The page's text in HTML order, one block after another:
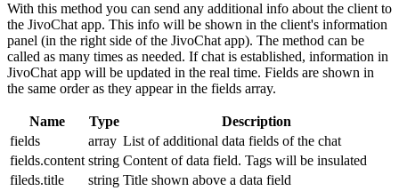
With this method you can send any additional info about the client to
the JivoChat app. This info will be shown in the client's information
panel (in the right side of the JivoChat app). The method can be
called as many times as needed. If chat is established, information in
JivoChat app will be updated in the real time. Fields are shown in
the same order as they appear in the fields array.
Name Type
Description
fields
array List of additional data fields of the chat
fields.content string Content of data field. Tags will be insulated
fileds.title
string Title shown above a data field